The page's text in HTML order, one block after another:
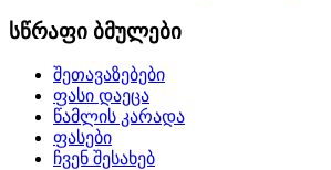
სწრაფი ბმულები
შეთავაზებები
ფასი დაეცა
წამლის კარადა
ფასები
ჩვენ შესახებ